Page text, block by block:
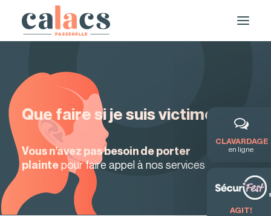
DEMANDE DE SERVICE / FORMATION
Que faire si je suis victime ?
Vous n’avez pas besoin de porter
plaintepour faire appel à nos services
CLAVARDAGE
en ligne
AGIT!